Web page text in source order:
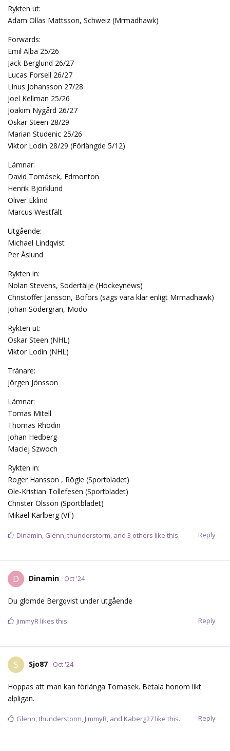
Rykten ut:
Adam Ollas Mattsson, Schweiz (Mrmadhawk)
Forwards:
Emil Alba 25/26
Jack Berglund 26/27
Lucas Forsell 26/27
Linus Johansson 27/28
Joel Kellman 25/26
Joakim Nygård 26/27
Oskar Steen 28/29
Marian Studenic 25/26
Viktor Lodin 28/29 (Förlängde 5/12)
Lämnar:
David Tomásek, Edmonton
Henrik Björklund
Oliver Eklind
Marcus Westfält
Utgående:
Michael Lindqvist
Per Åslund
Rykten in:
Nolan Stevens, Södertälje (Hockeynews)
Christoffer Jansson, Bofors (sägs vara klar enligt Mrmadhawk)
Johan Södergran, Modo
Rykten ut:
Oskar Steen (NHL)
Viktor Lodin (NHL)
Tränare:
Jörgen Jönsson
Lämnar:
Tomas Mitell
Thomas Rhodin
Johan Hedberg
Maciej Szwoch
Rykten in:
Roger Hansson , Rögle (Sportbladet)
Ole-Kristian Tollefesen (Sportbladet)
Christer Olsson (Sportbladet)
Mikael Karlberg (VF)
Reply
Dinamin, Glenn,thunderstorm, and 3 others like this.
D Dinamin Oct '24
Du glömde Bergqvist under utgående
Reply
JimmyR likes this.
S Sjo87 Oct '24
Hoppas att man kan förlänga Tomasek. Betala honom likt
alpligan.
Reply
Glenn,thunderstorm, JimmyR, and Kaberg27 like this.